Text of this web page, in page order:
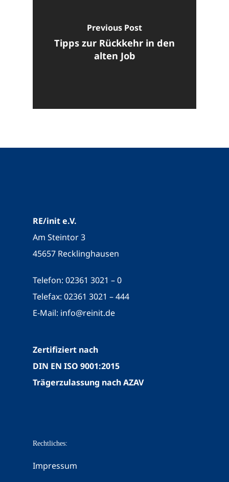
Previous Post
Tipps zur Rückkehr in den
alten Job
RE/init e.V.
Am Steintor 3
45657 Recklinghausen
Telefon: 02361 3021 – 0
Telefax: 02361 3021 – 444
E-Mail: info@reinit.de
Zertifiziert nach
DIN EN ISO 9001:2015
Trägerzulassung nach AZAV
Rechtliches:
Impressum